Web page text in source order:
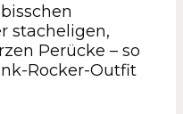
stacheligen,
Perücke – so
Rocker-Outfit